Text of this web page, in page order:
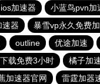
ios加速器
小蓝鸟pvn加
速器
暴雪vp永久免费
outline 优途加速
载免费3小时
橘子加
加速器官网
雷霆加器